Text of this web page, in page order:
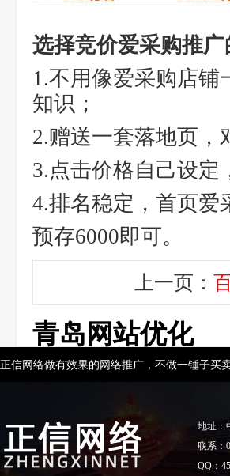
选择竞价爱采购推广
1.不用像爱采购店
知识；
2.赠送一套落地页，
3.点击价格自己设定
4.排名稳定，首页爱
预存6000即可。
上一页：
青岛网站优化
正信网络做有效果的网络推广，不做一锤子买
地址：
联系：
QQ：